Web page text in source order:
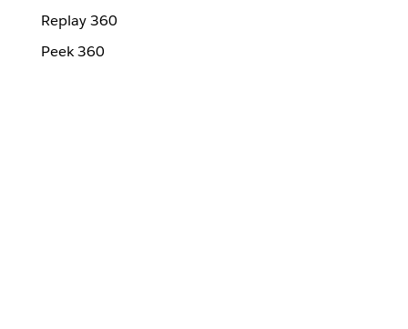
Replay 360
Peek 360